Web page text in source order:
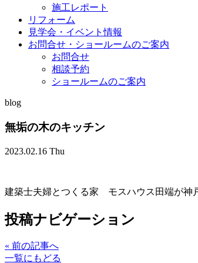
施工レポート
リフォーム
見学会・イベント情報
お問合せ・ショールームのご案内
お問合せ
相談予約
ショールームのご案内
blog
無垢の木のキッチン
2023.02.16 Thu
建築士夫婦とつくる家 モスハウス田端が神
投稿ナビゲーション
« 前の記事へ
一覧にもどる